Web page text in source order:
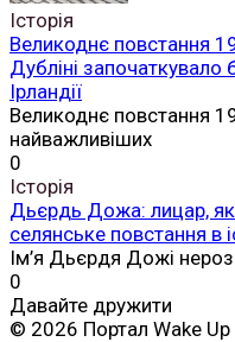
Історія
Великоднє повстання
Дубліні започаткувало
Ірландії
Великоднє повстання
найважливіших
0
Історія
Дьєрдь Дожа: лицар,
селянське повстання в
Ім’я Дьєрдя Дожі
0
Давайте дружити
© 2026 Портал Wake Up